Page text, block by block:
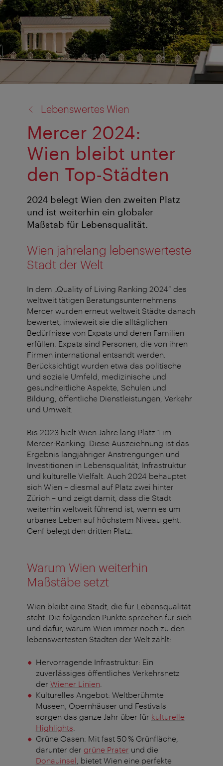
Lebenswertes Wien
Mercer 2024:
Wien bleibt unter
den Top-Städten
2024 belegt Wien den zweiten Platz
und ist weiterhin ein globaler
Maßstab für Lebensqualität.
Wien jahrelang lebenswerteste
Stadt der Welt
In dem „Quality of Living Ranking 2024“ des
weltweit tätigen Beratungsunternehmens
Mercer wurden erneut weltweit Städte danach
bewertet, inwieweit sie die alltäglichen
Bedürfnisse von Expats und deren Familien
erfüllen. Expats sind Personen, die von ihren
Firmen international entsandt werden.
Berücksichtigt wurden etwa das politische
und soziale Umfeld, medizinische und
gesundheitliche Aspekte, Schulen und
Bildung, öffentliche Dienstleistungen, Verkehr
und Umwelt.
Bis 2023 hielt Wien Jahre lang Platz 1 im
Mercer-Ranking. Diese Auszeichnung ist das
Ergebnis langjähriger Anstrengungen und
Investitionen in Lebensqualität, Infrastruktur
und kulturelle Vielfalt. Auch 2024 behauptet
sich Wien –️ diesmal auf Platz zwei hinter
Zürich –️ und zeigt damit, dass die Stadt
weiterhin weltweit führend ist, wenn es um
urbanes Leben auf höchstem Niveau geht.
Genf belegt den dritten Platz.
Warum Wien weiterhin
Maßstäbe setzt
Wien bleibt eine Stadt, die für Lebensqualität
steht. Die folgenden Punkte sprechen für sich
und dafür, warum Wien immer noch zu den
lebenswertesten Städten der Welt zählt:
Hervorragende Infrastruktur: Ein
zuverlässiges öffentliches Verkehrsnetz
der Wiener Linien
Kulturelles Angebot: Weltberühmte
Museen, Opernhäuser und Festivals
sorgen das ganze Jahr über für kulturelle
Highlights
Grüne Oasen: Mit fast 50 % Grünfläche,
darunter der grüne Prater und die
Donauinsel , bietet Wien eine perfekte